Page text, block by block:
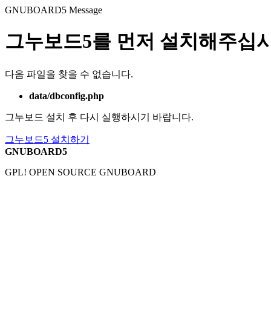
GNUBOARD5 Message
그누보드5를 먼저 설치해주십
다음 파일을 찾을 수 없습니다.
data/dbconfig.php
그누보드 설치 후 다시 실행하시기 바랍니다.
그누보드5 설치하기
GNUBOARD5
GPL! OPEN SOURCE GNUBOARD